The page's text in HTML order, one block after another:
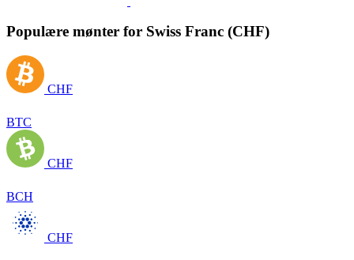
Populære mønter for Swiss Franc (CHF)
CHF
BTC
CHF
BCH
CHF